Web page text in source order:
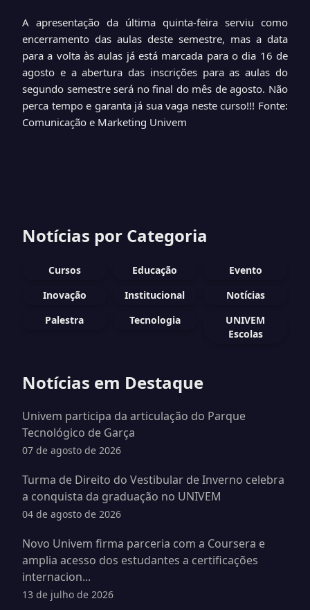
A apresentação da última quinta-feira serviu como
encerramento das aulas deste semestre, mas a data
para a volta às aulas já está marcada para o dia 16 de
agosto e a abertura das inscrições para as aulas do
segundo semestre será no final do mês de agosto. Não
perca tempo e garanta já sua vaga neste curso!!! Fonte:
Comunicação e Marketing Univem
Notícias por Categoria
Cursos Educação
Evento
Inovação
Institucional
Notícias
Palestra
Tecnologia
UNIVEM
Escolas
Notícias em Destaque
Univem participa da articulação do Parque
Tecnológico de Garça
07 de agosto de 2026
Turma de Direito do Vestibular de Inverno celebra
a conquista da graduação no UNIVEM
04 de agosto de 2026
Novo Univem firma parceria com a Coursera e
amplia acesso dos estudantes a certificações
internacion...
13 de julho de 2026